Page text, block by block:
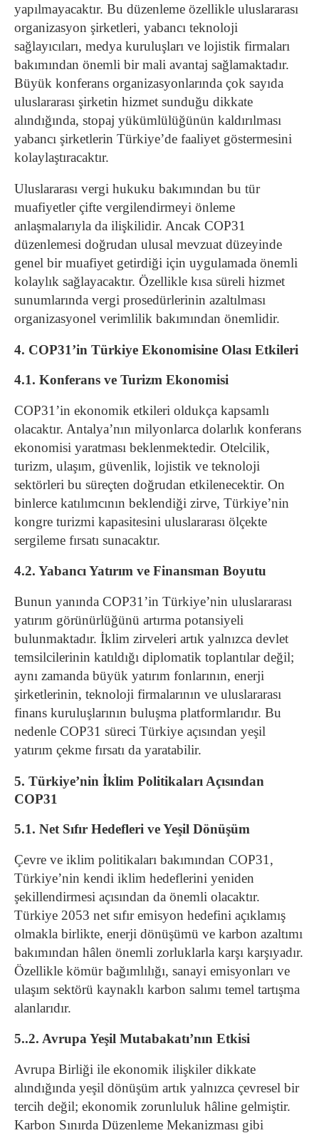
yapılmayacaktır. Bu düzenleme özellikle uluslararası
organizasyon şirketleri, yabancı teknoloji
sağlayıcıları, medya kuruluşları ve lojistik firmaları
bakımından önemli bir mali avantaj sağlamaktadır.
Büyük konferans organizasyonlarında çok sayıda
uluslararası şirketin hizmet sunduğu dikkate
alındığında, stopaj yükümlülüğünün kaldırılması
yabancı şirketlerin Türkiye’de faaliyet göstermesini
kolaylaştıracaktır.
Uluslararası vergi hukuku bakımından bu tür
muafiyetler çifte vergilendirmeyi önleme
anlaşmalarıyla da ilişkilidir. Ancak COP31
düzenlemesi doğrudan ulusal mevzuat düzeyinde
genel bir muafiyet getirdiği için uygulamada önemli
kolaylık sağlayacaktır. Özellikle kısa süreli hizmet
sunumlarında vergi prosedürlerinin azaltılması
organizasyonel verimlilik bakımından önemlidir.
4. COP31’in Türkiye Ekonomisine Olası Etkileri
4.1. Konferans ve Turizm Ekonomisi
COP31’in ekonomik etkileri oldukça kapsamlı
olacaktır. Antalya’nın milyonlarca dolarlık konferans
ekonomisi yaratması beklenmektedir. Otelcilik,
turizm, ulaşım, güvenlik, lojistik ve teknoloji
sektörleri bu süreçten doğrudan etkilenecektir. On
binlerce katılımcının beklendiği zirve, Türkiye’nin
kongre turizmi kapasitesini uluslararası ölçekte
sergileme fırsatı sunacaktır.
4.2. Yabancı Yatırım ve Finansman Boyutu
Bunun yanında COP31’in Türkiye’nin uluslararası
yatırım görünürlüğünü artırma potansiyeli
bulunmaktadır. İklim zirveleri artık yalnızca devlet
temsilcilerinin katıldığı diplomatik toplantılar değil;
aynı zamanda büyük yatırım fonlarının, enerji
şirketlerinin, teknoloji firmalarının ve uluslararası
finans kuruluşlarının buluşma platformlarıdır. Bu
nedenle COP31 süreci Türkiye açısından yeşil
yatırım çekme fırsatı da yaratabilir.
5. Türkiye’nin İklim Politikaları Açısından
COP31
5.1. Net Sıfır Hedefleri ve Yeşil Dönüşüm
Çevre ve iklim politikaları bakımından COP31,
Türkiye’nin kendi iklim hedeflerini yeniden
şekillendirmesi açısından da önemli olacaktır.
Türkiye 2053 net sıfır emisyon hedefini açıklamış
olmakla birlikte, enerji dönüşümü ve karbon azaltımı
bakımından hâlen önemli zorluklarla karşı karşıyadır.
Özellikle kömür bağımlılığı, sanayi emisyonları ve
ulaşım sektörü kaynaklı karbon salımı temel tartışma
alanlarıdır.
5..2. Avrupa Yeşil Mutabakatı’nın Etkisi
Avrupa Birliği ile ekonomik ilişkiler dikkate
alındığında yeşil dönüşüm artık yalnızca çevresel bir
tercih değil; ekonomik zorunluluk hâline gelmiştir.
Karbon Sınırda Düzenleme Mekanizması gibi